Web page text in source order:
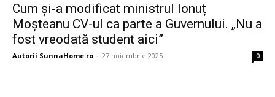
Cum și-a modificat ministrul Ionuț
Moșteanu CV-ul ca parte a Guvernului. „Nu a
fost vreodată student aici”
Autorii SunnaHome.ro - 27 noiembrie 2025 0